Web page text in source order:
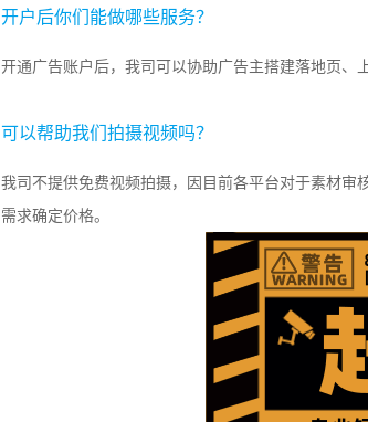
开户后你们能做哪些服务？
开通广告账户后，我司可以协助广告主搭建落地页、
可以帮助我们拍摄视频吗？
我司不提供免费视频拍摄，因目前各平台对于素材
需求确定价格。